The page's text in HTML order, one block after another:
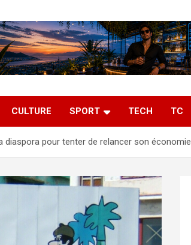
CULTURE SPORT TECH TC
diaspora pour tenter de relancer son économie